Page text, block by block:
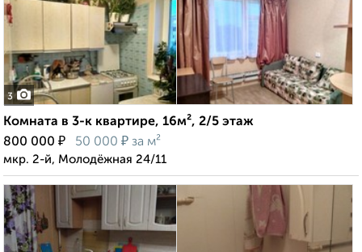
3
Комната в 3-к квартире, 16м², 2/5 этаж
800 000 ₽ 50 000 ₽ за м²
мкр. 2-й, Молодёжная 24/11